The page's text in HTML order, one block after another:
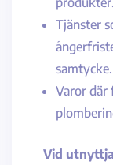
Tjänster
samtycke.
Varor där
Vid